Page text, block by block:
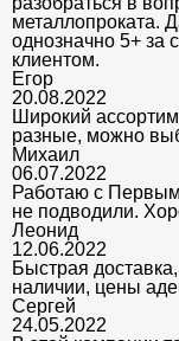
металлопроката.
однозначно 5+ за
клиентом.
Егор
20.08.2022
Широкий
разные, можно
Михаил
06.07.2022
Работаю с Первым
не подводили.
Леонид
12.06.2022
Быстрая
наличии, цены
Сергей
24.05.2022